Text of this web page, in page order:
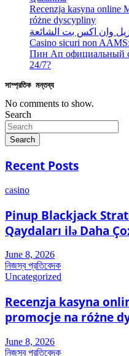
Recenzja kasyna online
różne dyscypliny
وان اكس بت الشائعة
Casino sicuri non
Пин Ап официальный
24/7?
সাম্প্রতিক মন্তব্য
No comments to show.
Search
Search
Recent Posts
casino
Pinup Blackjack
Qaydaları ilə Daha
June 8, 2026
নিজস্ব প্রতিবেদক
Uncategorized
Recenzja kasyna
promocje na różne
June 8, 2026
নিজস্ব প্রতিবেদক